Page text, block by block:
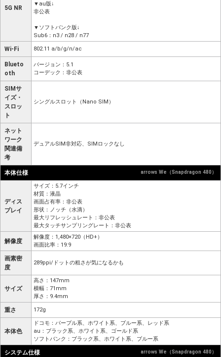
5G NR
▼au版↓
非公表
▼ソフトバンク版↓
Sub6：n3 / n28 / n77
Wi-Fi 802.11 a/b/g/n/ac
Blueto
oth
バージョン：5.1
コーデック：非公表
SIMサ
イズ・
スロッ
ト
シングルスロット（Nano SIM）
ネット
ワーク
関連備
考
デュアルSIM非対応、SIMロックなし
本体仕様 arrows We（Snapdragon 480）
ディス
プレイ
サイズ：5.7インチ
材質：液晶
画面占有率：非公表
形状：ノッチ（水滴）
最大リフレッシュレート：非公表
最大タッチサンプリングレート：非公表
解像度
解像度：1,480×720（HD+）
画面比率：19:9
画素密
度
289ppi/ドットの粗さが気になるかも
サイズ
高さ：147mm
横幅：71mm
厚さ：9.4mm
重さ 172g
本体色
ドコモ：パープル系、ホワイト系、ブルー系、レッド系
au：ブラック系、ホワイト系、ゴールド系
ソフトバンク：ブラック系、ホワイト系、ブルー系
システム仕様 arrows We（Snapdragon 480）